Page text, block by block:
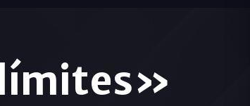
límites»